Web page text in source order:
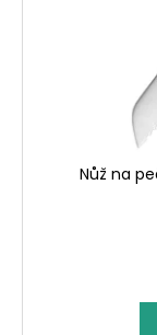
Nůž na